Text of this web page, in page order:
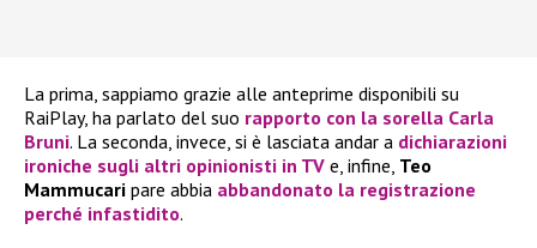
La prima, sappiamo grazie alle anteprime disponibili su
RaiPlay, ha parlato del suo rapporto con la sorella Carla
Bruni. La seconda, invece, si è lasciata andar a dichiarazioni
ironiche sugli altri opinionisti in TV e, infine, Teo
Mammucari pare abbia abbandonato la registrazione
perché infastidito.